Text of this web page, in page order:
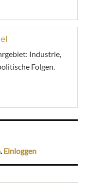
Industrie,
Folgen.
Einloggen